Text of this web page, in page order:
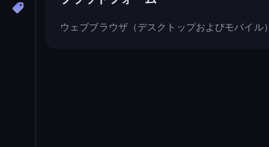
ウェブブラウザ（デスクトップおよびモバイル